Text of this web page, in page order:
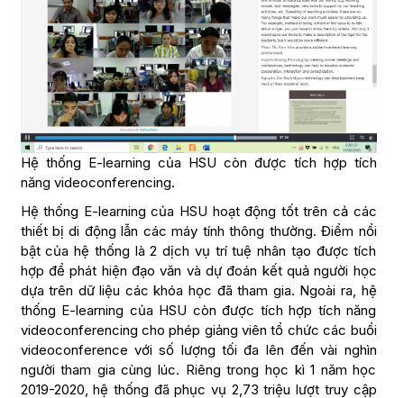
Hệ thống E-learning của HSU còn được tích hợp tích
năng videoconferencing.
Hệ thống E-learning của HSU hoạt động tốt trên cả các
thiết bị di động lẫn các máy tính thông thường. Điểm nổi
bật của hệ thống là 2 dịch vụ trí tuệ nhân tạo được tích
hợp để phát hiện đạo văn và dự đoán kết quả người học
dựa trên dữ liệu các khóa học đã tham gia. Ngoài ra, hệ
thống E-learning của HSU còn được tích hợp tích năng
videoconferencing cho phép giảng viên tổ chức các buổi
videoconference với số lượng tối đa lên đến vài nghìn
người tham gia cùng lúc. Riêng trong học kì 1 năm học
2019-2020, hệ thống đã phục vụ 2,73 triệu lượt truy cập